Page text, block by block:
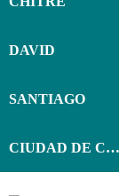
DAVID
SANTIAGO
CIUDAD DE COLÓN